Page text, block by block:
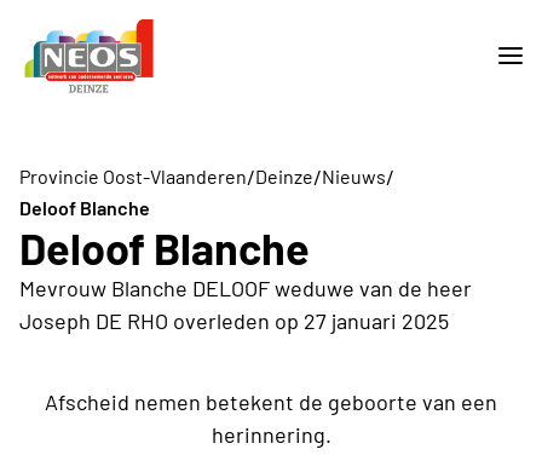
Provincie Oost-Vlaanderen/Deinze/Nieuws/
Deloof Blanche
Deloof Blanche
Mevrouw Blanche DELOOF weduwe van de heer
Joseph DE RHO overleden op 27 januari 2025
Afscheid nemen betekent de geboorte van een
herinnering.